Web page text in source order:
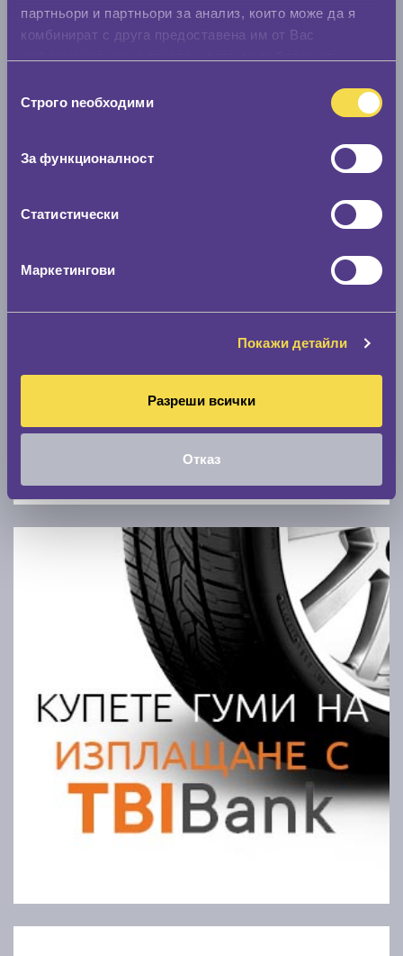
партньори и партньори за анализ, които може да я
комбинират с друга предоставена им от Вас
наСтрого nеобходими
За функционалност
Статистически
Маркетингови
Покажи детайли
Разреши всички
Отказ
Стар размер
По марка автомобил